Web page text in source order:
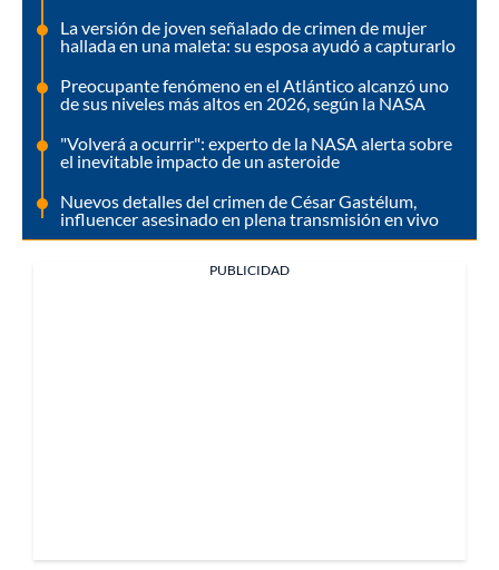
La versión de joven señalado de crimen de mujer
hallada en una maleta: su esposa ayudó a capturarlo
Preocupante fenómeno en el Atlántico alcanzó uno
de sus niveles más altos en 2026, según la NASA
"Volverá a ocurrir": experto de la NASA alerta sobre
el inevitable impacto de un asteroide
Nuevos detalles del crimen de César Gastélum,
influencer asesinado en plena transmisión en vivo
PUBLICIDAD